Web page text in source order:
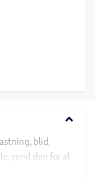
keyboard_arrow_down
blid
vend den for at